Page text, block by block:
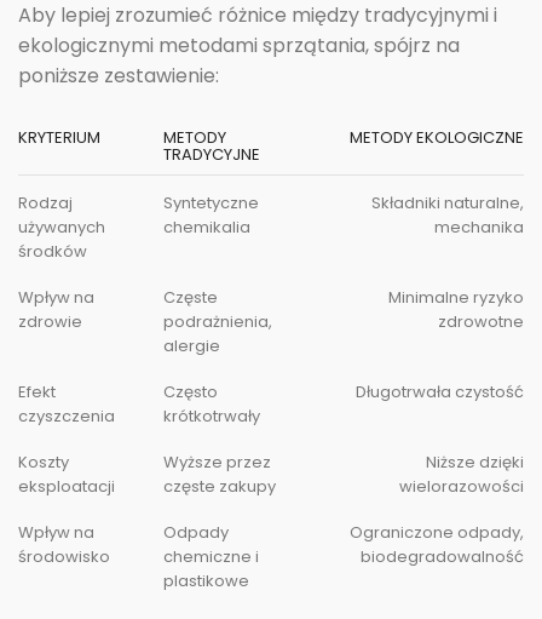
Aby lepiej zrozumieć różnice między tradycyjnymi i
ekologicznymi metodami sprzątania, spójrz na
poniższe zestawienie:
KRYTERIUM METODY
TRADYCYJNE
METODY EKOLOGICZNE
Rodzaj
używanych
środków
Syntetyczne
chemikalia
Składniki naturalne,
mechanika
Wpływ na
zdrowie
Częste
podrażnienia,
alergie
Minimalne ryzyko
zdrowotne
Efekt
czyszczenia
Często
krótkotrwały
Długotrwała czystość
Koszty
eksploatacji
Wyższe przez
częste zakupy
Niższe dzięki
wielorazowości
Wpływ na
środowisko
Odpady
chemiczne i
plastikowe
Ograniczone odpady,
biodegradowalność